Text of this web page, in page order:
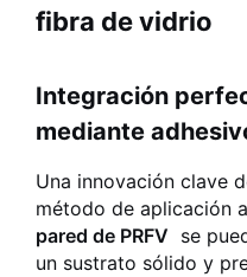
fibra de vidrio
Integración
mediante
Una innovación clave
método de aplicación
pared de PRFV se
un sustrato sólido y